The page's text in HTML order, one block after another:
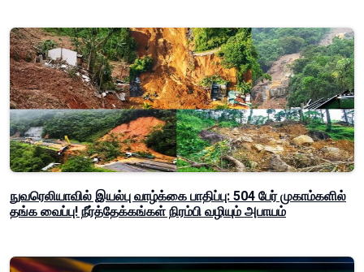
நுவரெலியாவில் இயல்பு வாழ்க்கை பாதிப்பு: 504 பேர் முகாம்களில்
தங்க வைப்பு! நீர்த்தேக்கங்கள் நிரம்பி வழியும் அபாயம்